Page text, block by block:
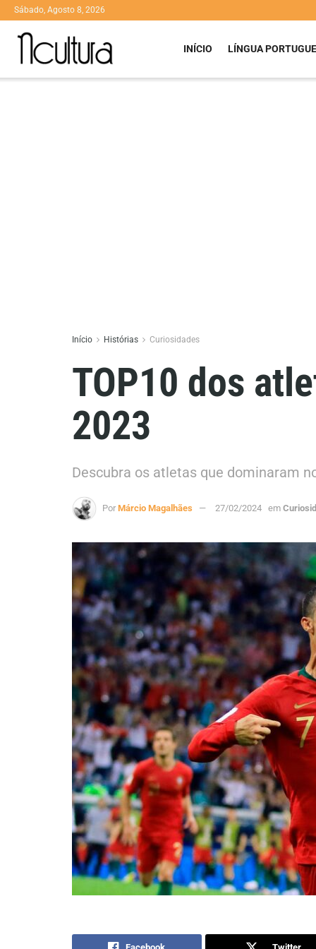
Sábado, Agosto 8, 2026
INÍCIO LÍNGUA
Início Histórias Curiosidades
TOP10 dos
2023
Descubra os atletas que dominaram
Por Márcio Magalhães 27/02/2024 em